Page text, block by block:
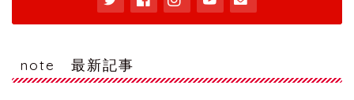
note 最新記事